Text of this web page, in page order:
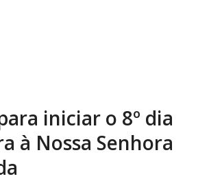
iniciar o 8º dia
à Nossa Senhora